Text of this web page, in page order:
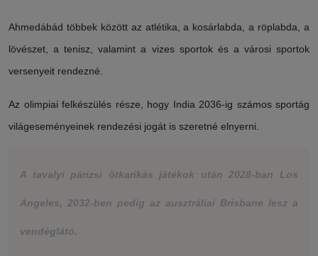
Ahmedábád többek között az atlétika, a kosárlabda, a röplabda, a
lövészet, a tenisz, valamint a vizes sportok és a városi sportok
versenyeit rendezné.
Az olimpiai felkészülés része, hogy India 2036-ig számos sportág
világeseményeinek rendezési jogát is szeretné elnyerni.
A tavalyi párizsi ötkarikás játékok után 2028-ban Los
Angeles, 2032-ben pedig az ausztráliai Brisbane lesz a
vendéglátó.